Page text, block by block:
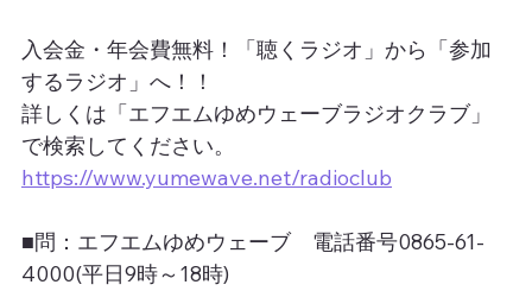
入会金・年会費無料！「聴くラジオ」から「参加
するラジオ」へ！！
詳しくは「エフエムゆめウェーブラジオクラブ」
で検索してください。
https://www.yumewave.net/radioclub
■問：エフエムゆめウェーブ　電話番号0865-61-
4000(平日9時～18時)